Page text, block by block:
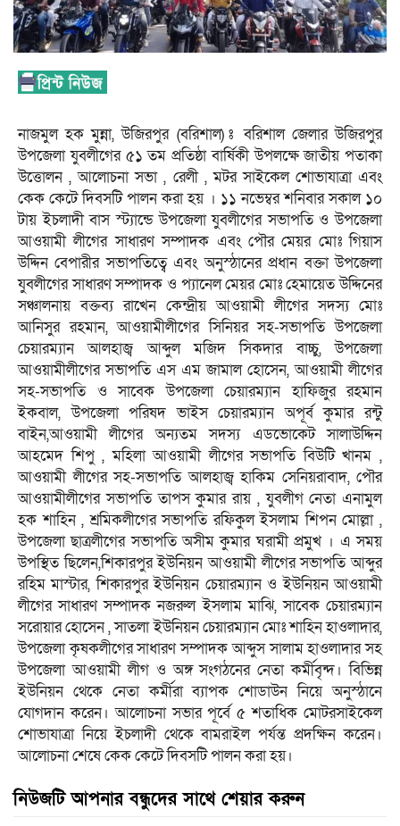
নাজমুল হক মুন্না, উজিরপুর (বরিশাল) ঃ বরিশাল জেলার উজিরপুর
উপজেলা যুবলীগের ৫১ তম প্রতিষ্ঠা বার্ষিকী উপলক্ষে জাতীয় পতাকা
উত্তোলন , আলোচনা সভা , রেলী , মটর সাইকেল শোভাযাত্রা এবং
কেক কেটে দিবসটি পালন করা হয় । ১১ নভেম্বর শনিবার সকাল ১০
টায় ইচলাদী বাস স্ট্যান্ডে উপজেলা যুবলীগের সভাপতি ও উপজেলা
আওয়ামী লীগের সাধারণ সম্পাদক এবং পৌর মেয়র মোঃ গিয়াস
উদ্দিন বেপারীর সভাপতিত্বে এবং অনুস্ঠানের প্রধান বক্তা উপজেলা
যুবলীগের সাধারণ সম্পাদক ও প্যানেল মেয়র মোঃ হেমায়েত উদ্দিনের
সঞ্চালনায় বক্তব্য রাখেন কেন্দ্রীয় আওয়ামী লীগের সদস্য মোঃ
আনিসুর রহমান, আওয়ামীলীগের সিনিয়র সহ-সভাপতি উপজেলা
চেয়ারম্যান আলহাজ্ব আব্দুল মজিদ সিকদার বাচ্চু, উপজেলা
আওয়ামীলীগের সভাপতি এস এম জামাল হোসেন, আওয়ামী লীগের
সহ-সভাপতি ও সাবেক উপজেলা চেয়ারম্যান হাফিজুর রহমান
ইকবাল, উপজেলা পরিষদ ভাইস চেয়ারম্যান অপূর্ব কুমার রন্টু
বাইন,আওয়ামী লীগের অন্যতম সদস্য এডভোকেট সালাউদ্দিন
আহমেদ শিপু , মহিলা আওয়ামী লীগের সভাপতি বিউটি খানম ,
আওয়ামী লীগের সহ-সভাপতি আলহাজ্ব হাকিম সেনিয়রাবাদ, পৌর
আওয়ামীলীগের সভাপতি তাপস কুমার রায় , যুবলীগ নেতা এনামুল
হক শাহিন , শ্রমিকলীগের সভাপতি রফিকুল ইসলাম শিপন মোল্লা ,
উপজেলা ছাত্রলীগের সভাপতি অসীম কুমার ঘরামী প্রমুখ । এ সময়
উপস্থিত ছিলেন,শিকারপুর ইউনিয়ন আওয়ামী লীগের সভাপতি আব্দুর
রহিম মাস্টার, শিকারপুর ইউনিয়ন চেয়ারম্যান ও ইউনিয়ন আওয়ামী
লীগের সাধারণ সম্পাদক নজরুল ইসলাম মাঝি, সাবেক চেয়ারম্যান
সরোয়ার হোসেন , সাতলা ইউনিয়ন চেয়ারম্যান মোঃ শাহিন হাওলাদার,
উপজেলা কৃষকলীগের সাধারণ সম্পাদক আব্দুস সালাম হাওলাদার সহ
উপজেলা আওয়ামী লীগ ও অঙ্গ সংগঠনের নেতা কর্মীবৃন্দ। বিভিন্ন
ইউনিয়ন থেকে নেতা কর্মীরা ব্যাপক শোডাউন নিয়ে অনুস্ঠানে
যোগদান করেন। আলোচনা সভার পূর্বে ৫ শতাধিক মোটরসাইকেল
শোভাযাত্রা নিয়ে ইচলাদী থেকে বামরাইল পর্যন্ত প্রদক্ষিন করেন।
আলোচনা শেষে কেক কেটে দিবসটি পালন করা হয়।
নিউজটি আপনার বন্ধুদের সাথে শেয়ার করুন